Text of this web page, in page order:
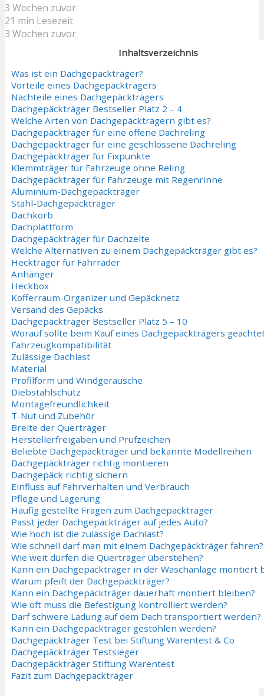
3 Wochen zuvor
21 min Lesezeit
3 Wochen zuvor
Inhaltsverzeichnis
Was ist ein Dachgepäckträger?
Vorteile eines Dachgepäckträgers
Nachteile eines Dachgepäckträgers
Dachgepäckträger Bestseller Platz 2 – 4
Welche Arten von Dachgepäckträgern gibt es?
Dachgepäckträger für eine offene Dachreling
Dachgepäckträger für eine geschlossene Dachreling
Dachgepäckträger für Fixpunkte
Klemmträger für Fahrzeuge ohne Reling
Dachgepäckträger für Fahrzeuge mit Regenrinne
Aluminium-Dachgepäckträger
Stahl-Dachgepäckträger
Dachkorb
Dachplattform
Dachgepäckträger für Dachzelte
Welche Alternativen zu einem Dachgepäckträger gibt es?
Heckträger für Fahrräder
Anhänger
Heckbox
Kofferraum-Organizer und Gepäcknetz
Versand des Gepäcks
Dachgepäckträger Bestseller Platz 5 – 10
Worauf sollte beim Kauf eines Dachgepäckträgers
Fahrzeugkompatibilität
Zulässige Dachlast
Material
Profilform und Windgeräusche
Diebstahlschutz
Montagefreundlichkeit
T-Nut und Zubehör
Breite der Querträger
Herstellerfreigaben und Prüfzeichen
Beliebte Dachgepäckträger und bekannte Modellreihen
Dachgepäckträger richtig montieren
Dachgepäck richtig sichern
Einfluss auf Fahrverhalten und Verbrauch
Pflege und Lagerung
Häufig gestellte Fragen zum Dachgepäckträger
Passt jeder Dachgepäckträger auf jedes Auto?
Wie hoch ist die zulässige Dachlast?
Wie schnell darf man mit einem Dachgepäckträger fahren?
Wie weit dürfen die Querträger überstehen?
Kann ein Dachgepäckträger in der Waschanlage montiert
Warum pfeift der Dachgepäckträger?
Kann ein Dachgepäckträger dauerhaft montiert bleiben?
Wie oft muss die Befestigung kontrolliert werden?
Darf schwere Ladung auf dem Dach transportiert werden?
Kann ein Dachgepäckträger gestohlen werden?
Dachgepäckträger Test bei Stiftung Warentest & Co
Dachgepäckträger Testsieger
Dachgepäckträger Stiftung Warentest
Fazit zum Dachgepäckträger